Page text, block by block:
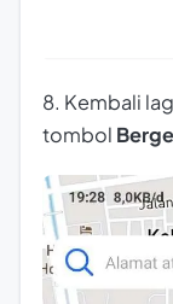
8. Kembali
tombol